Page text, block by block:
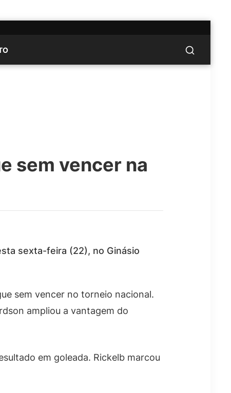
sem vencer na
sexta-feira (22), no Ginásio
sem vencer no torneio nacional.
ampliou a vantagem do
em goleada. Rickelb marcou